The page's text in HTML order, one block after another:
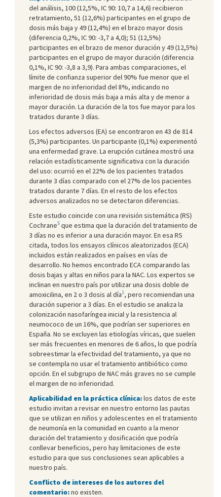
del análisis, 100 (12,5%, IC 90: 10,7 a 14,6) recibieron
retratamiento, 51 (12,6%) participantes en el grupo de
dosis más baja y 49 (12,4%) en el brazo mayor dosis
(diferencia 0,2%, IC 90: -3,7 a 4,0); 51 (12,5%)
participantes en el brazo de menor duración y 49 (12,5%)
participantes en el grupo de mayor duración (diferencia
0,1%, IC 90: -3,8 a 3,9). Para ambas comparaciones, el
límite de confianza superior del 90% fue menor que el
margen de no inferioridad del 8%, indicando no
inferioridad de dosis más baja a más alta y de menor a
mayor duración. La duración de la tos fue mayor para los
tratados durante 3 días.
Los efectos adversos (EA) se encontraron en 43 de 814
(5,3%) participantes. Un participante (0,1%) experimentó
una enfermedad grave. La erupción cutánea mostró una
relación estadísticamente significativa con la duración
del uso: ocurrió en el 22% de los pacientes tratados
durante 3 días comparado con el 27% de los pacientes
tratados durante 7 días. En el resto de los efectos
adversos analizados no se detectaron diferencias.
Este estudio coincide con una revisión sistemática (RS)
Cochrane5 que estima que la duración del tratamiento de
3 días no es inferior a una duración mayor. En esa RS
citada, todos los ensayos clínicos aleatorizados (ECA)
incluidos están realizados en países en vías de
desarrollo. No hemos encontrado ECA comparando las
dosis bajas y altas en niños para la NAC. Los expertos se
inclinan en nuestro país por utilizar una dosis doble de
amoxicilina, en 2 o 3 dosis al día1, pero recomiendan una
duración superior a 3 días. En el estudio se analiza la
colonización nasofaríngea inicial y la resistencia al
neumococo de un 16%, que podrían ser superiores en
España. No se excluyen las etiologías víricas, que suelen
ser más frecuentes en menores de 6 años, lo que podría
sobreestimar la efectividad del tratamiento, ya que no
se contempla no usar el tratamiento antibiótico como
opción. En el subgrupo de NAC más graves no se cumple
el margen de no inferioridad.
Aplicabilidad en la práctica clínica:los datos de este
estudio invitan a revisar en nuestro entorno las pautas
que se utilizan en niños y adolescentes en el tratamiento
de neumonía en la comunidad en cuanto a la menor
duración del tratamiento y dosificación que podría
conllevar beneficios, pero hay limitaciones de este
estudio para que sus conclusiones sean aplicables a
nuestro país.
Conflicto de intereses de los autores del
comentario:no existen.